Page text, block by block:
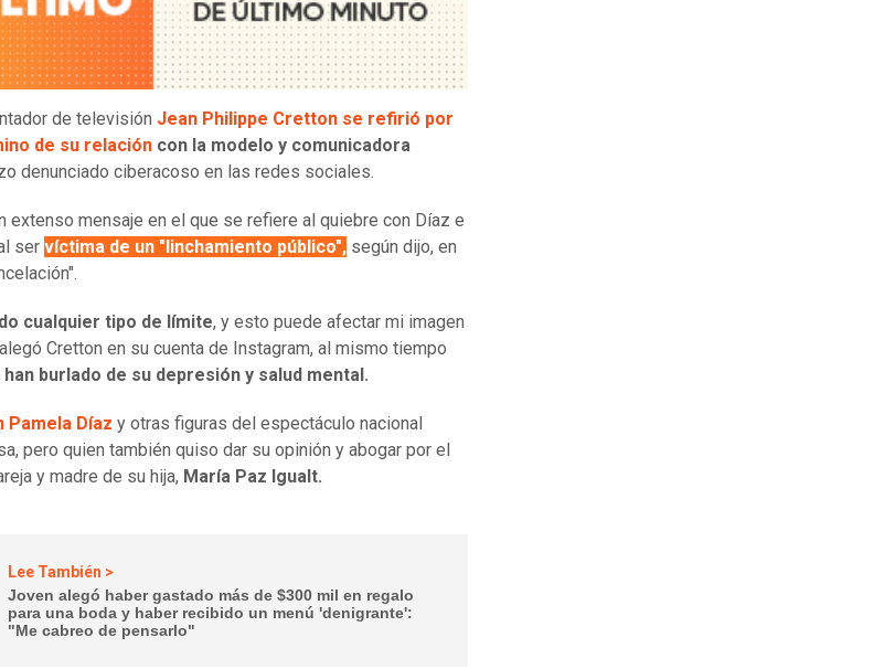
de televisión Jean Philippe Cretton se refirió por
de su relación con la modelo y comunicadora
denunciado ciberacoso en las redes sociales.
extenso mensaje en el que se refiere al quiebre con Díaz e
ser víctima de un "linchamiento público", según dijo, en
cualquier tipo de límite, y esto puede afectar mi imagen
Cretton en su cuenta de Instagram, al mismo tiempo
han burlado de su depresión y salud mental.
Pamela Díaz y otras figuras del espectáculo nacional
pero quien también quiso dar su opinión y abogar por el
y madre de su hija, María Paz Igualt.
Lee También >
Joven alegó haber gastado más de $300 mil en regalo
para una boda y haber recibido un menú 'denigrante':
"Me cabreo de pensarlo"